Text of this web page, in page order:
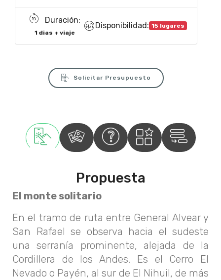
Duración:
1 dias + viaje
Disponibilidad: 15 lugares
Solicitar Presupuesto
Propuesta
El monte solitario
En el tramo de ruta entre General Alvear y
San Rafael se observa hacia el sudeste
una serranía prominente, alejada de la
Cordillera de los Andes. Es el Cerro El
Nevado o Payén, al sur de El Nihuil, de más